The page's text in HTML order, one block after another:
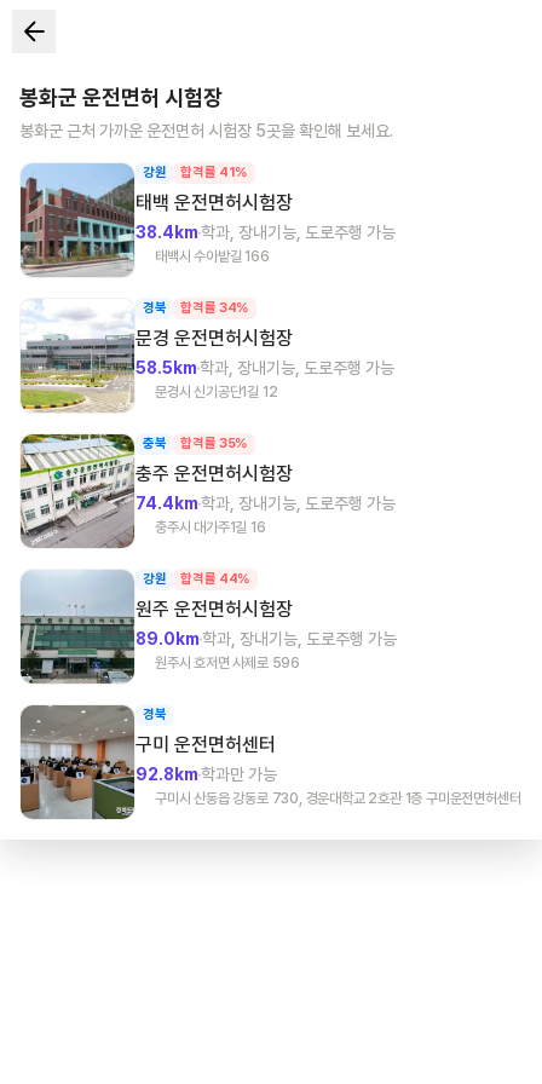
봉화군 운전면허 시험장
봉화군 근처 가까운 운전면허 시험장 5곳을 확인해 보세요.
강원 합격률 41%
태백 운전면허시험장
38.4km학과, 장내기능, 도로주행 가능
태백시 수아밭길 166
경북 합격률 34%
문경 운전면허시험장
58.5km학과, 장내기능, 도로주행 가능
문경시 신기공단1길 12
충북 합격률 35%
충주 운전면허시험장
74.4km학과, 장내기능, 도로주행 가능
충주시 대가주1길 16
강원 합격률 44%
원주 운전면허시험장
89.0km학과, 장내기능, 도로주행 가능
원주시 호저면 사제로 596
경북
구미 운전면허센터
92.8km학과만 가능
구미시 산동읍 강동로 730, 경운대학교 2호관 1층 구미운전면허센터